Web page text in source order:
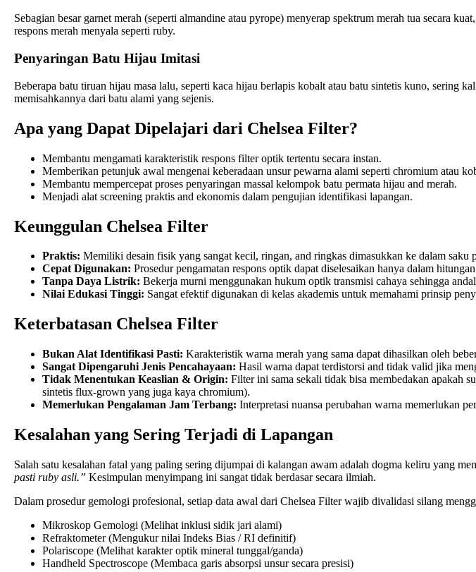
Sebagian besar garnet merah (seperti almandine atau pyrope) menyerap spektrum merah tua secara
respons merah menyala seperti ruby.
Penyaringan Batu Hijau Imitasi
Beberapa batu tiruan hijau masa lalu, seperti kaca hijau berlapis kobalt atau batu sintetis kuno, sering
memisahkannya dari batu alami yang sejenis.
Apa yang Dapat Dipelajari dari Chelsea Filter?
Membantu mengamati karakteristik respons filter optik tertentu secara instan.
Memberikan petunjuk awal mengenai keberadaan unsur pewarna alami seperti chromium atau
Membantu mempercepat proses penyaringan massal kelompok batu permata hijau and merah.
Menjadi alat screening praktis and ekonomis dalam pengujian identifikasi lapangan.
Keunggulan Chelsea Filter
Praktis: Memiliki desain fisik yang sangat kecil, ringan, and ringkas dimasukkan ke dalam saku
Cepat Digunakan: Prosedur pengamatan respons optik dapat diselesaikan hanya dalam
Tanpa Daya Listrik: Bekerja murni menggunakan hukum optik transmisi cahaya sehingga
Nilai Edukasi Tinggi: Sangat efektif digunakan di kelas akademis untuk memahami prinsip
Keterbatasan Chelsea Filter
Bukan Alat Identifikasi Pasti: Karakteristik warna merah yang sama dapat dihasilkan oleh
Sangat Dipengaruhi Jenis Pencahayaan: Hasil warna dapat terdistorsi and tidak valid jika
Tidak Menentukan Keaslian & Origin: Filter ini sama sekali tidak bisa membedakan apakah
sintetis flux-grown yang juga kaya chromium).
Memerlukan Pengalaman Jam Terbang: Interpretasi nuansa perubahan warna memerlukan
Kesalahan yang Sering Terjadi di Lapangan
Salah satu kesalahan fatal yang paling sering dijumpai di kalangan awam adalah dogma keliru yang
pasti ruby asli.” Kesimpulan menyimpang ini sangat tidak berdasar secara ilmiah.
Dalam prosedur gemologi profesional, setiap data awal dari Chelsea Filter wajib divalidasi silang
Mikroskop Gemologi (Melihat inklusi sidik jari alami)
Refraktometer (Mengukur nilai Indeks Bias / RI definitif)
Polariscope (Melihat karakter optik mineral tunggal/ganda)
Handheld Spectroscope (Membaca garis absorpsi unsur secara presisi)